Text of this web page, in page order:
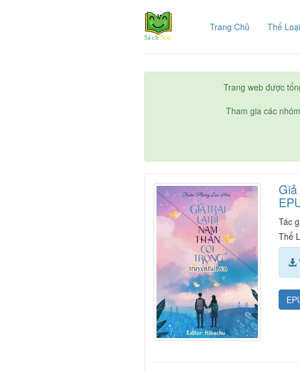
Trang Chủ (current)
Thể
Trang web được
Tham gia các
Tác
Thể